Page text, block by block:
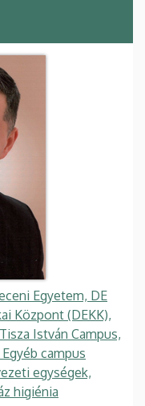
Egyetem, DE
Központ (DEKK),
István Campus,
Egyéb campus
egységek,
higiénia